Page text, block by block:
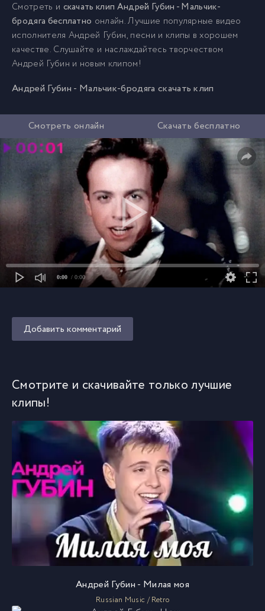
Смотреть и скачать клип Андрей Губин - Мальчик-
бродяга бесплатно онлайн. Лучшие популярные видео
исполнителя Андрей Губин, песни и клипы в хорошем
качестве. Слушайте и наслаждайтесь творчеством
Андрей Губин и новым клипом!
Андрей Губин - Мальчик-бродяга скачать клип
Смотреть онлайн Скачать бесплатно
0:00 / 0:00
Добавить комментарий
Смотрите и скачивайте только лучшие
клипы!
Андрей Губин - Милая моя
Russian Music / Retro